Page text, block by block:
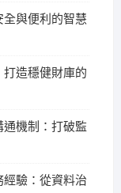
與便利的智慧
造穩健財庫的
機制：打破監
驗：從資料治